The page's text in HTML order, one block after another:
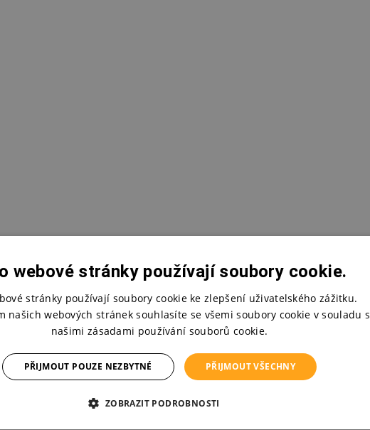
webové stránky používají soubory cookie.
stránky používají soubory cookie ke zlepšení uživatelského zážitku.
našich webových stránek souhlasíte se všemi soubory cookie v souladu s
našimi zásadami používání souborů cookie.
PŘIJMOUT VŠECHNY
PŘIJMOUT POUZE NEZBYTNÉ
ZOBRAZIT PODROBNOSTI